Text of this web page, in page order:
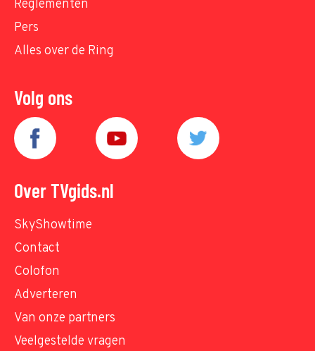
Reglementen
Pers
Alles over de Ring
Volg ons
Over TVgids.nl
SkyShowtime
Contact
Colofon
Adverteren
Van onze partners
Veelgestelde vragen